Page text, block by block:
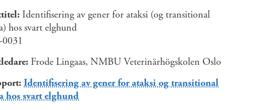
Identifisering av gener for ataksi (og transitional
hos svart elghund
Frode Lingaas, NMBU Veterinärhögskolen Oslo
Identifisering av gener for ataksi og transitional
hos svart elghund